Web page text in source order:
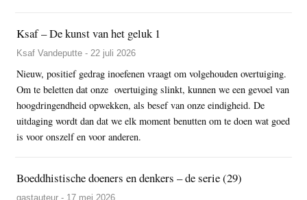
Ksaf – De kunst van het geluk 1
Ksaf Vandeputte - 22 juli 2026
Nieuw, positief gedrag inoefenen vraagt om volgehouden overtuiging.
Om te beletten dat onze overtuiging slinkt, kunnen we een gevoel van
hoogdringendheid opwekken, als besef van onze eindigheid. De
uitdaging wordt dan dat we elk moment benutten om te doen wat goed
is voor onszelf en voor anderen.
Boeddhistische doeners en denkers – de serie (29)
gastauteur - 17 mei 2026